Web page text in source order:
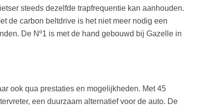
steeds dezelfde trapfrequentie kan aanhouden.
de carbon beltdrive is het niet meer nodig een
De Nº1 is met de hand gebouwd bij Gazelle in
ook qua prestaties en mogelijkheden. Met 45
een duurzaam alternatief voor de auto. De